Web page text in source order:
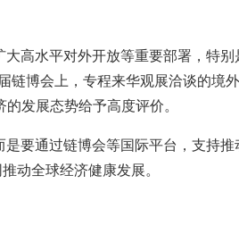
高水平对外开放等重要部署，特别
链博会上，专程来华观展洽谈的境
发展态势给予高度评价。
要通过链博会等国际平台，支持推
动全球经济健康发展。